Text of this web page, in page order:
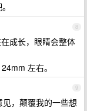
8
成长，眼睛会整体
左右。
9
，颠覆我的一些想